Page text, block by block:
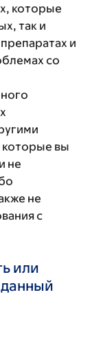
которые
так и
и
со
вы
не
не
с
или